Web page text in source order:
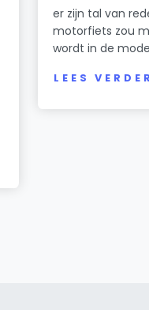
er zijn tal van
motorfiets zou
wordt in de
LEES VERDER